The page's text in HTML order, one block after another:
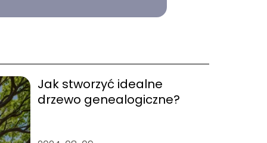
Jak stworzyć idealne
drzewo genealogiczne?